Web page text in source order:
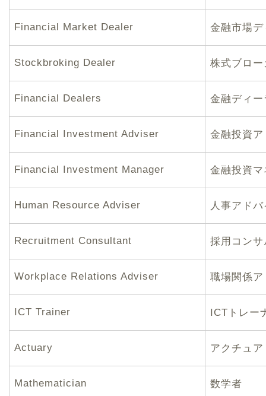
Financial Market Dealer 金融市場
Stockbroking Dealer 株式ブロー
Financial Dealers 金融ディー
Financial Investment Adviser 金融投資
Financial Investment Manager 金融投資
Human Resource Adviser 人事アド
Recruitment Consultant 採用コン
Workplace Relations Adviser 職場関係
ICT Trainer ICTトレー
Actuary アクチュア
Mathematician 数学者